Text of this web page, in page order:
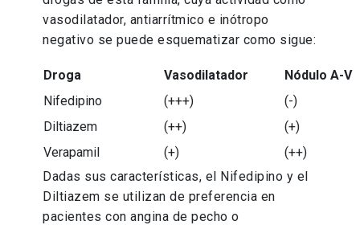
vasodilatador, antiarrítmico e inótropo
negativo se puede esquematizar como sigue:
Droga Vasodilatador
Nódulo A-V
Nifedipino
(+++)
(-)
Diltiazem
(++)
(+)
Verapamil
(+)
(++)
Dadas sus características, el Nifedipino y el
Diltiazem se utilizan de preferencia en
pacientes con angina de pecho o